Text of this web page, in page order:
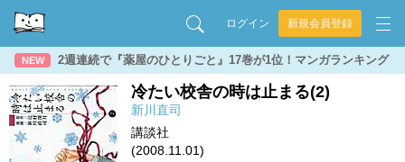
ログイン 新規会員登録
NEW 2週連続で『薬屋のひとりごと』17巻が1位！マンガランキング
冷たい校舎の時は止まる(2)
新川直司
講談社
(2008.11.01)